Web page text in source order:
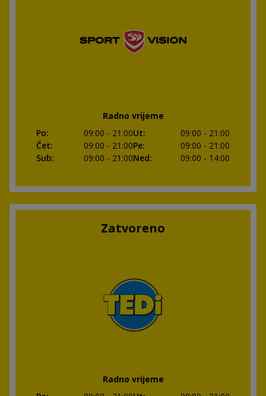
Radno vrijeme
Po: 09:00 - 21:00Ut: 09:00 - 21:00
Čet: 09:00 - 21:00Pe: 09:00 - 21:00
Sub: 09:00 - 21:00Ned: 09:00 - 14:00
Zatvoreno
Radno vrijeme